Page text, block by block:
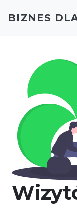
BIZNES